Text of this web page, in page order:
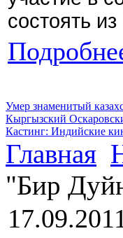
состоять
Умер знаменитый
Кыргызский
Кастинг: Индийские
Главная
"Бир